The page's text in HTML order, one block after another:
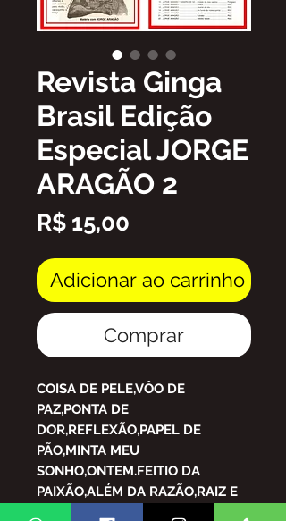
Revista Ginga
Brasil Edição
Especial JORGE
ARAGÃO 2
R$ 15,00
Adicionar ao carrinho
Comprar
COISA DE PELE,VÔO DE
PAZ,PONTA DE
DOR,REFLEXÃO,PAPEL DE
PÃO,MINTA MEU
SONHO,ONTEM.FEITIO DA
PAIXÃO,ALÉM DA RAZÃO,RAIZ E